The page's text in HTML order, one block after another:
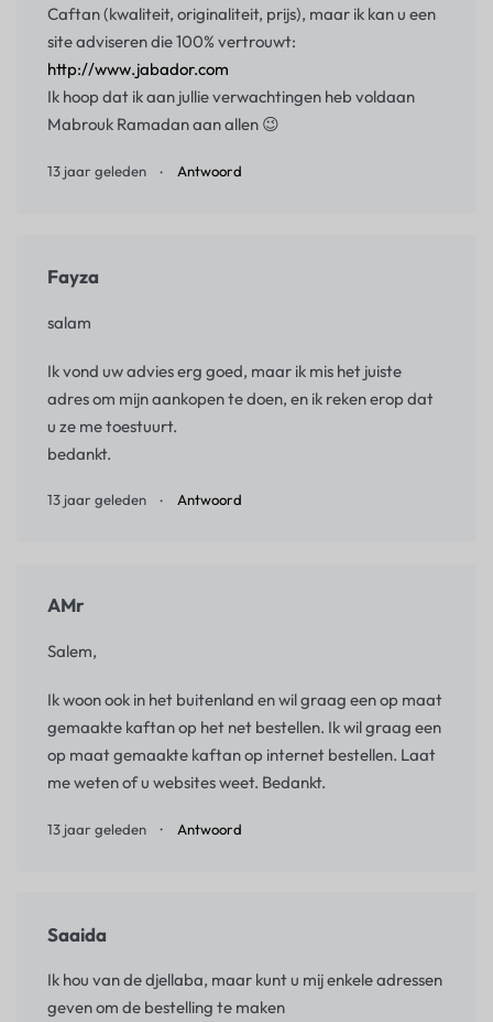
Caftan (kwaliteit, originaliteit, prijs), maar ik kan u een
site adviseren die 100% vertrouwt:
http://www.jabador.com
Ik hoop dat ik aan jullie verwachtingen heb voldaan
Mabrouk Ramadan aan allen 😉
13 jaar geleden Antwoord
Fayza
salam
Ik vond uw advies erg goed, maar ik mis het juiste
adres om mijn aankopen te doen, en ik reken erop dat
u ze me toestuurt.
bedankt.
13 jaar geleden Antwoord
AMr
Salem,
Ik woon ook in het buitenland en wil graag een op maat
gemaakte kaftan op het net bestellen. Ik wil graag een
op maat gemaakte kaftan op internet bestellen. Laat
me weten of u websites weet. Bedankt.
13 jaar geleden Antwoord
Saaida
Ik hou van de djellaba, maar kunt u mij enkele adressen
geven om de bestelling te maken